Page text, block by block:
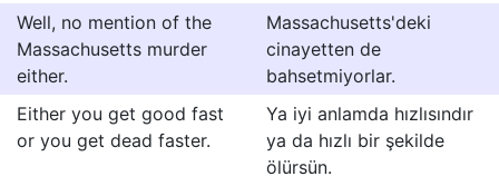
Well, no mention of the
Massachusetts murder
either.
Massachusetts'deki
cinayetten de
bahsetmiyorlar.
Either you get good fast
or you get dead faster.
Ya iyi anlamda hızlısındır
ya da hızlı bir şekilde
ölürsün.